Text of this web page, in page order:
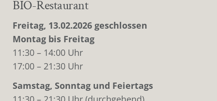
BIO-Restaurant
Freitag, 13.02.2026 geschlossen
Montag bis Freitag
11:30 – 14:00 Uhr
17:00 – 21:30 Uhr
Samstag, Sonntag und Feiertags